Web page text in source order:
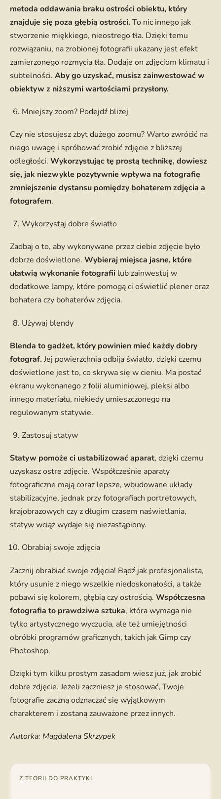
metoda oddawania braku ostrości obiektu, który
znajduje się poza głębią ostrości. To nic innego jak
stworzenie miękkiego, nieostrego tła. Dzięki temu
rozwiązaniu, na zrobionej fotografii ukazany jest efekt
zamierzonego rozmycia tła. Dodaje on zdjęciom klimatu i
subtelności. Aby go uzyskać, musisz zainwestować w
obiektyw z niższymi wartościami przysłony.
Mniejszy zoom? Podejdź bliżej
Czy nie stosujesz zbyt dużego zoomu? Warto zwrócić na
niego uwagę i spróbować zrobić zdjęcie z bliższej
odległości. Wykorzystując tę prostą technikę, dowiesz
się, jak niezwykle pozytywnie wpływa na fotografię
zmniejszenie dystansu pomiędzy bohaterem zdjęcia a
fotografem.
Wykorzystaj dobre światło
Zadbaj o to, aby wykonywane przez ciebie zdjęcie było
dobrze doświetlone. Wybieraj miejsca jasne, które
ułatwią wykonanie fotografii lub zainwestuj w
dodatkowe lampy, które pomogą ci oświetlić plener oraz
bohatera czy bohaterów zdjęcia.
Używaj blendy
Blenda to gadżet, który powinien mieć każdy dobry
fotograf. Jej powierzchnia odbija światło, dzięki czemu
doświetlone jest to, co skrywa się w cieniu. Ma postać
ekranu wykonanego z folii aluminiowej, pleksi albo
innego materiału, niekiedy umieszczonego na
regulowanym statywie.
Zastosuj statyw
Statyw pomoże ci ustabilizować aparat, dzięki czemu
uzyskasz ostre zdjęcie. Współcześnie aparaty
fotograficzne mają coraz lepsze, wbudowane układy
stabilizacyjne, jednak przy fotografiach portretowych,
krajobrazowych czy z długim czasem naświetlania,
statyw wciąż wydaje się niezastąpiony.
Obrabiaj swoje zdjęcia
Zacznij obrabiać swoje zdjęcia! Bądź jak profesjonalista,
który usunie z niego wszelkie niedoskonałości, a także
pobawi się kolorem, głębią czy ostrością. Współczesna
fotografia to prawdziwa sztuka, która wymaga nie
tylko artystycznego wyczucia, ale też umiejętności
obróbki programów graficznych, takich jak Gimp czy
Photoshop.
Dzięki tym kilku prostym zasadom wiesz już, jak zrobić
dobre zdjęcie. Jeżeli zaczniesz je stosować, Twoje
fotografie zaczną odznaczać się wyjątkowym
charakterem i zostaną zauważone przez innych.
Autorka: Magdalena Skrzypek
Z TEORII DO PRAKTYKI